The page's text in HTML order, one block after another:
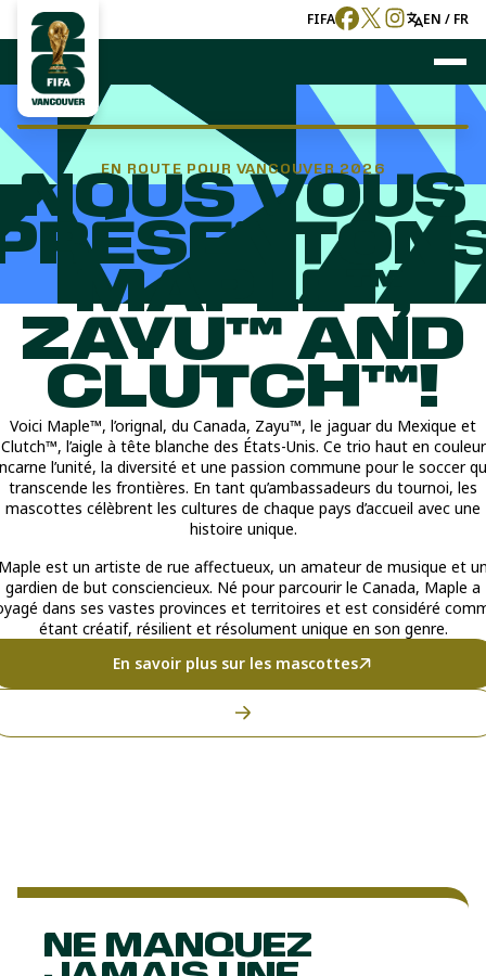
FIFA EN / FR
EN ROUTE POUR VANCOUVER 2026
NOUS VOUS
MAPLE™,
ZAYU™ AND
CLUTCH™!
Voici Maple™, l’orignal, du Canada, Zayu™, le jaguar du Mexique et
Clutch™, l’aigle à tête blanche des États-Unis. Ce trio haut en couleur
l’unité, la diversité et une passion commune pour le soccer
transcende les frontières. En tant qu’ambassadeurs du tournoi, les
mascottes célèbrent les cultures de chaque pays d’accueil avec une
histoire unique.
est un artiste de rue affectueux, un amateur de musique et
gardien de but consciencieux. Né pour parcourir le Canada, Maple a
dans ses vastes provinces et territoires et est considéré
étant créatif, résilient et résolument unique en son genre.
En savoir plus sur les mascottes
NE MANQUEZ